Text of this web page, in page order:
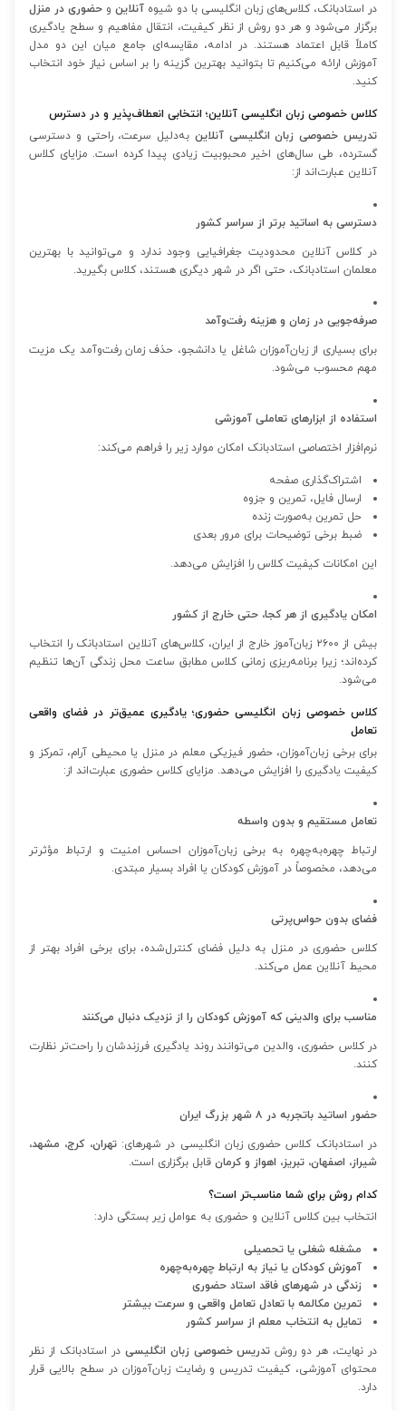
در استادبانک، کلاس‌های زبان انگلیسی با دو شیوه آنلاین و حضوری در منزل
برگزار می‌شود و هر دو روش از نظر کیفیت، انتقال مفاهیم و سطح یادگیری
کاملاً قابل اعتماد هستند. در ادامه، مقایسه‌ای جامع میان این دو مدل
آموزش ارائه می‌کنیم تا بتوانید بهترین گزینه را بر اساس نیاز خود انتخاب
کنید.
کلاس خصوصی زبان انگلیسی آنلاین؛ انتخابی انعطاف‌پذیر و در دسترس
تدریس خصوصی زبان انگلیسی آنلاین به‌دلیل سرعت، راحتی و دسترسی
گسترده، طی سال‌های اخیر محبوبیت زیادی پیدا کرده است. مزایای کلاس
آنلاین عبارت‌اند از:
دسترسی به اساتید برتر از سراسر کشور
در کلاس آنلاین محدودیت جغرافیایی وجود ندارد و می‌توانید با بهترین
معلمان استادبانک، حتی اگر در شهر دیگری هستند، کلاس بگیرید.
صرفه‌جویی در زمان و هزینه رفت‌وآمد
برای بسیاری از زبان‌آموزان شاغل یا دانشجو، حذف زمان رفت‌وآمد یک مزیت
مهم محسوب می‌شود.
استفاده از ابزارهای تعاملی آموزشی
نرم‌افزار اختصاصی استادبانک امکان موارد زیر را فراهم می‌کند:
اشتراک‌گذاری صفحه
ارسال فایل، تمرین و جزوه
حل تمرین به‌صورت زنده
ضبط برخی توضیحات برای مرور بعدی
این امکانات کیفیت کلاس را افزایش می‌دهد.
امکان یادگیری از هر کجا، حتی خارج از کشور
بیش از ۲۶۰۰ زبان‌آموز خارج از ایران، کلاس‌های آنلاین استادبانک را انتخاب
کرده‌اند؛ زیرا برنامه‌ریزی زمانی کلاس مطابق ساعت محل زندگی آن‌ها تنظیم
می‌شود.
کلاس خصوصی زبان انگلیسی حضوری؛ یادگیری عمیق‌تر در فضای واقعی
تعامل
برای برخی زبان‌آموزان، حضور فیزیکی معلم در منزل یا محیطی آرام، تمرکز و
کیفیت یادگیری را افزایش می‌دهد. مزایای کلاس حضوری عبارت‌اند از:
تعامل مستقیم و بدون واسطه
ارتباط چهره‌به‌چهره به برخی زبان‌آموزان احساس امنیت و ارتباط مؤثرتر
می‌دهد، مخصوصاً در آموزش کودکان یا افراد بسیار مبتدی.
فضای بدون حواس‌پرتی
کلاس حضوری در منزل به دلیل فضای کنترل‌شده، برای برخی افراد بهتر از
محیط آنلاین عمل می‌کند.
مناسب برای والدینی که آموزش کودکان را از نزدیک دنبال می‌کنند
در کلاس حضوری، والدین می‌توانند روند یادگیری فرزندشان را راحت‌تر نظارت
کنند.
حضور اساتید باتجربه در ۸ شهر بزرگ ایران
در استادبانک کلاس حضوری زبان انگلیسی در شهرهای:تهران، کرج، مشهد،
شیراز، اصفهان، تبریز، اهواز و کرمان قابل برگزاری است.
کدام روش برای شما مناسب‌تر است؟
انتخاب بین کلاس آنلاین و حضوری به عوامل زیر بستگی دارد:
مشغله شغلی یا تحصیلی
آموزش کودکان یا نیاز به ارتباط چهره‌به‌چهره
زندگی در شهرهای فاقد استاد حضوری
تمرین مکالمه با تعادل تعامل واقعی و سرعت بیشتر
تمایل به انتخاب معلم از سراسر کشور
در نهایت، هر دو روش تدریس خصوصی زبان انگلیسی در استادبانک از نظر
محتوای آموزشی، کیفیت تدریس و رضایت زبان‌آموزان در سطح بالایی قرار
دارد.